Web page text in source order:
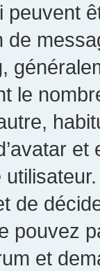
le
de
pouvez
et